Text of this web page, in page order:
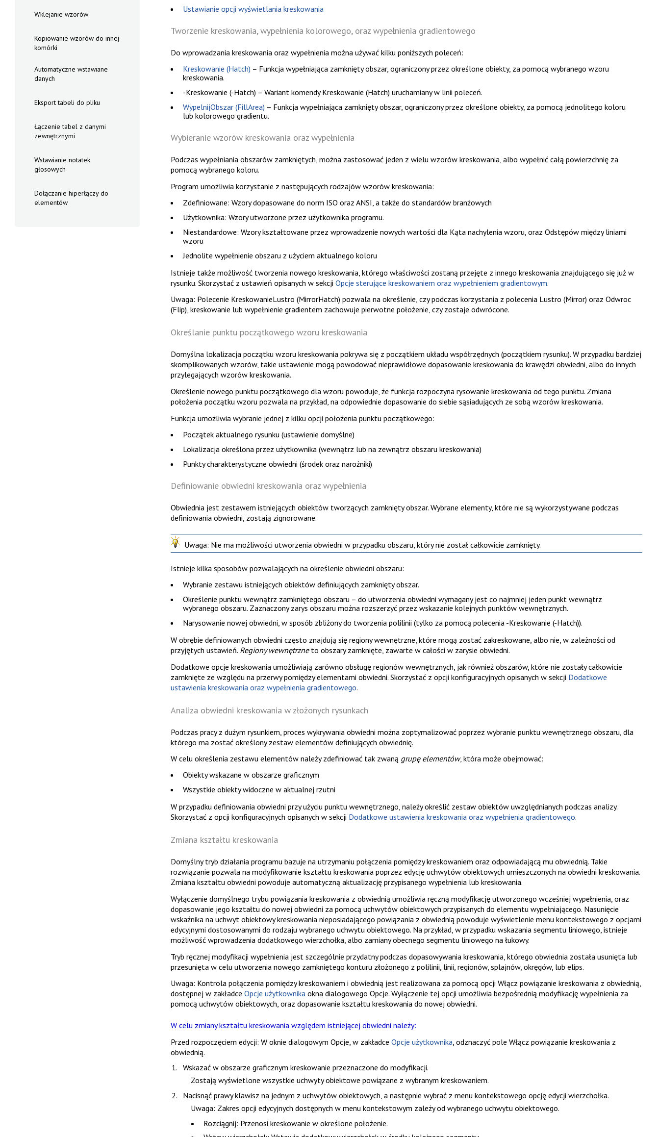
Wklejanie wzorów
Kopiowanie wzorów do innej
komórki
Automatyczne wstawiane
danych
Eksport tabeli do pliku
Łączenie tabel z danymi
zewnętrznymi
Wstawianie notatek
głosowych
Dołączanie hiperłączy do
elementów
Ustawianie opcji wyświetlania kreskowania
Tworzenie kreskowania, wypełnienia kolorowego, oraz wypełnienia gradientowego
Do wprowadzania kreskowania oraz wypełnienia można używać kilku poniższych poleceń:
Kreskowanie (Hatch) – Funkcja wypełniająca zamknięty obszar, ograniczony przez określone obiekty, za pomocą wybranego wzoru
kreskowania.
-Kreskowanie (-Hatch) – Wariant komendyKreskowanie (Hatch) uruchamiany w linii poleceń.
WypelnijObszar (FillArea) – Funkcja wypełniająca zamknięty obszar, ograniczony przez określone obiekty, za pomocą jednolitego koloru
lub kolorowego gradientu.
Wybieranie wzorów kreskowania oraz wypełnienia
Podczas wypełniania obszarów zamkniętych, można zastosować jeden z wielu wzorów kreskowania, albo wypełnić całą powierzchnię za
pomocą wybranego koloru.
Program umożliwia korzystanie z następujących rodzajów wzorów kreskowania:
Zdefiniowane: Wzory dopasowane do norm ISO oraz ANSI, a także do standardów branżowych
Użytkownika: Wzory utworzone przez użytkownika programu.
Niestandardowe: Wzory kształtowane przez wprowadzenie nowych wartości dla Kąta nachylenia wzoru, oraz Odstępówmiędzy liniami
wzoru
Jednolite wypełnienie obszaru z użyciem aktualnego koloru
Istnieje także możliwość tworzenia nowego kreskowania, którego właściwości zostaną przejęte z innego kreskowania znajdującego się już w
rysunku. Skorzystać z ustawień opisanych w sekcji Opcje sterujące kreskowaniem oraz wypełnieniem gradientowym.
Uwaga: Polecenie KreskowanieLustro (MirrorHatch) pozwala na określenie, czy podczas korzystania z polecenia Lustro (Mirror) oraz Odwroc
(Flip), kreskowanie lub wypełnienie gradientem zachowuje pierwotne położenie, czy zostaje odwrócone.
Określanie punktu początkowego wzoru kreskowania
Domyślna lokalizacja początku wzoru kreskowania pokrywa się z początkiem układu współrzędnych (początkiem rysunku). W przypadku bardziej
skomplikowanych wzorów, takie ustawienie mogą powodować nieprawidłowe dopasowanie kreskowania do krawędzi obwiedni, albo do innych
przylegających wzorów kreskowania.
Określenie nowego punktu początkowego dla wzoru powoduje, że funkcja rozpoczyna rysowanie kreskowania od tego punktu. Zmiana
położenia początku wzoru pozwala na przykład, na odpowiednie dopasowanie do siebie sąsiadujących ze sobą wzorów kreskowania.
Funkcja umożliwia wybranie jednej z kilku opcji położenia punktu początkowego:
Początek aktualnego rysunku (ustawienie domyślne)
Lokalizacja określona przez użytkownika (wewnątrz lub na zewnątrz obszaru kreskowania)
Punkty charakterystyczne obwiedni (środek oraz narożniki)
Definiowanie obwiedni kreskowania oraz wypełnienia
Obwiednia jest zestawem istniejących obiektów tworzących zamknięty obszar. Wybrane elementy, które nie są wykorzystywane podczas
definiowania obwiedni, zostają zignorowane.
Uwaga: Nie ma możliwości utworzenia obwiedni w przypadku obszaru, który nie został całkowicie zamknięty.
Istnieje kilka sposobów pozwalających na określenie obwiedni obszaru:
Wybranie zestawu istniejących obiektów definiujących zamknięty obszar.
Określenie punktu wewnątrz zamkniętego obszaru – do utworzenia obwiedni wymagany jest co najmniej jeden punkt wewnątrz
wybranego obszaru. Zaznaczony zarys obszaru można rozszerzyć przez wskazanie kolejnych punktów wewnętrznych.
Narysowanie nowej obwiedni, w sposób zbliżony do tworzenia polilinii (tylko za pomocą polecenia -Kreskowanie (-Hatch)).
W obrębie definiowanych obwiedni często znajdują się regiony wewnętrzne, które mogą zostać zakreskowane, albo nie, w zależności od
przyjętych ustawień. Regiony wewnętrzneto obszary zamknięte, zawarte w całości w zarysie obwiedni.
Dodatkowe opcje kreskowania umożliwiają zarówno obsługę regionów wewnętrznych, jak również obszarów, które nie zostały całkowicie
zamknięte ze względu na przerwy pomiędzy elementami obwiedni. Skorzystać z opcji konfiguracyjnych opisanych w sekcji Dodatkowe
ustawienia kreskowania oraz wypełnienia gradientowego.
Analiza obwiedni kreskowania w złożonych rysunkach
Podczas pracy z dużym rysunkiem, proces wykrywania obwiedni można zoptymalizować poprzez wybranie punktu wewnętrznego obszaru, dla
którego ma zostać określony zestaw elementów definiujących obwiednię.
W celu określenia zestawu elementów należy zdefiniować tak zwaną grupę elementów, która może obejmować:
Obiekty wskazane w obszarze graficznym
Wszystkie obiekty widoczne w aktualnej rzutni
W przypadku definiowania obwiedni przy użyciu punktu wewnętrznego, należy określić zestaw obiektów uwzględnianych podczas analizy.
Skorzystać z opcji konfiguracyjnych opisanych w sekcji Dodatkowe ustawienia kreskowania oraz wypełnienia gradientowego.
Zmiana kształtu kreskowania
Domyślny tryb działania programu bazuje na utrzymaniu połączenia pomiędzy kreskowaniem oraz odpowiadającą mu obwiednią. Takie
rozwiązanie pozwala na modyfikowanie kształtu kreskowania poprzez edycję uchwytów obiektowych umieszczonych na obwiedni kreskowania.
Zmiana kształtu obwiedni powoduje automatyczną aktualizację przypisanego wypełnienia lub kreskowania.
Wyłączenie domyślnego trybu powiązania kreskowania z obwiednią umożliwia ręczną modyfikację utworzonego wcześniej wypełnienia, oraz
dopasowanie jego kształtu do nowej obwiedni za pomocą uchwytów obiektowych przypisanych do elementu wypełniającego. Nasunięcie
wskaźnika na uchwyt obiektowy kreskowania nieposiadającego powiązania z obwiednią powoduje wyświetlenie menu kontekstowego z opcjami
edycyjnymi dostosowanymi do rodzaju wybranego uchwytu obiektowego. Na przykład, w przypadku wskazania segmentu liniowego, istnieje
możliwość wprowadzenia dodatkowego wierzchołka, albo zamiany obecnego segmentu liniowego na łukowy.
Tryb ręcznej modyfikacji wypełnienia jest szczególnie przydatny podczas dopasowywania kreskowania, którego obwiednia została usunięta lub
przesunięta w celu utworzenia nowego zamkniętego konturu złożonego z polilinii, linii, regionów, splajnów, okręgów, lub elips.
Uwaga: Kontrola połączenia pomiędzy kreskowaniem i obwiednią jest realizowana za pomocą opcji Włącz powiązanie kreskowania z obwiednią,
dostępnej w zakładce Opcje użytkownikaokna dialogowego Opcje. Wyłączenie tej opcji umożliwia bezpośrednią modyfikację wypełnienia za
pomocą uchwytów obiektowych, oraz dopasowanie kształtu kreskowania do nowej obwiedni.
W celu zmiany kształtu kreskowania względem istniejącej obwiedni należy:
Przed rozpoczęciem edycji: W oknie dialogowym Opcje , w zakładce Opcje użytkownika , odznaczyć pole Włącz powiązanie kreskowania z
obwiednią.
Wskazać w obszarze graficznym kreskowanie przeznaczone do modyfikacji.
Zostają wyświetlone wszystkie uchwyty obiektowe powiązane z wybranym kreskowaniem.
Nacisnąć prawy klawisz na jednym z uchwytów obiektowych, a następnie wybrać z menu kontekstowego opcję edycji wierzchołka.
Uwaga: Zakres opcji edycyjnych dostępnych w menu kontekstowym zależy od wybranego uchwytu obiektowego.
Rozciągnij: Przenosi kreskowanie w określone położenie.